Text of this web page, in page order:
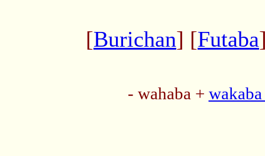
[Burichan] [Futaba
- wahaba +